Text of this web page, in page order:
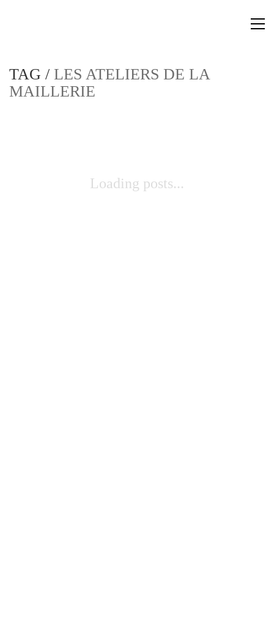
TAG / LES ATELIERS DE LA
MAILLERIE
Loading posts...